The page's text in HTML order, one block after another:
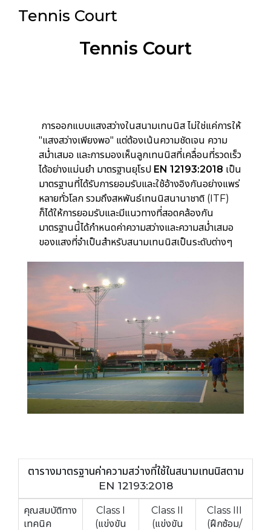
Tennis Court
Tennis Court
การออกแบบแสงสว่างในสนามเทนนิส ไม่ใช่แค่การให้
"แสงสว่างเพียงพอ" แต่ต้องเน้นความชัดเจน ความ
สม่ำเสมอ และการมองเห็นลูกเทนนิสที่เคลื่อนที่รวดเร็ว
ได้อย่างแม่นยำ มาตรฐานยุโรป EN 12193:2018 เป็น
มาตรฐานที่ได้รับการยอมรับและใช้อ้างอิงกันอย่างแพร่
หลายทั่วโลก รวมถึงสหพันธ์เทนนิสนานาชาติ (ITF)
ก็ได้ให้การยอมรับและมีแนวทางที่สอดคล้องกัน
มาตรฐานนี้ได้กำหนดค่าความสว่างและความสม่ำเสมอ
ของแสงที่จำเป็นสำหรับสนามเทนนิสเป็นระดับต่างๆ
ตารางมาตรฐานค่าความสว่างที่ใช้ในสนามเทนนิสตาม
EN 12193:2018
คุณสมบัติทาง
เทคนิค
Class I
(แข่งขัน
Class II
(แข่งขัน
Class III
(ฝึกซ้อม/